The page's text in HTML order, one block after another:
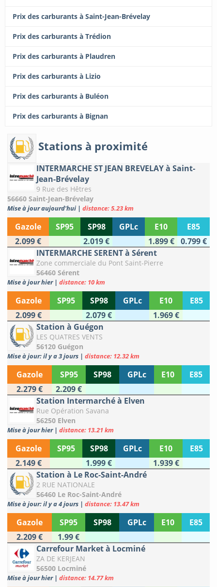
Prix des carburants à Saint-Jean-Brévelay
Prix des carburants à Trédion
Prix des carburants à Plaudren
Prix des carburants à Lizio
Prix des carburants à Buléon
Prix des carburants à Bignan
Stations à proximité
INTERMARCHE ST JEAN BREVELAY à Saint-
Jean-Brévelay
9 Rue des Hêtres
56660 Saint-Jean-Brévelay
Mise à jour aujourd'hui | distance: 5.23 km
Gazole SP95 SP98 GPLc E10
E85
2.099 €
2.019 € 1.899 €
0.799 €
INTERMARCHE SERENT à Sérent
Zone commerciale du Pont Saint-Pierre
56460 Sérent
Mise à jour hier | distance: 10 km
Gazole SP95 SP98 GPLc E10
E85
2.099 €
2.079 €
1.969 €
Station à Guégon
LES QUATRES VENTS
56120 Guégon
Mise à jour: il y a 3 jours | distance: 12.32 km
Gazole SP95 SP98 GPLc E10
E85
2.279 €
2.209 €
Station Intermarché à Elven
Rue Opération Savana
56250 Elven
Mise à jour hier | distance: 13.21 km
Gazole SP95 SP98 GPLc E10
E85
2.149 €
1.999 €
1.939 €
Station à Le Roc-Saint-André
2 RUE NATIONALE
56460 Le Roc-Saint-André
Mise à jour: il y a 4 jours | distance: 13.47 km
Gazole SP95 SP98 GPLc E10
E85
2.209 €
1.99 €
Carrefour Market à Locminé
ZA DE KERJEAN
56500 Locminé
Mise à jour hier | distance: 14.77 km